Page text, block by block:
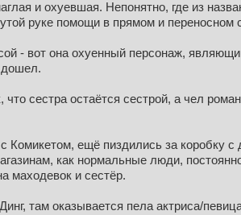
и охуевшая. Непонятно, где из
руке помощи в прямом и переносном
- вот она охуенный персонаж,
дошел.
сестра остаётся сестрой, а чел
с Комикетом, ещё пиздились за коробку
как нормальные люди,
маходевок и сестёр.
там оказывается пела актриса/